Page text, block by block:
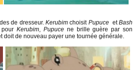
de dresseur.Kerubim choisit Pupuce etBash
Kerubim, Pupucene brille guère par son
doit de nouveau payer une tournée générale.